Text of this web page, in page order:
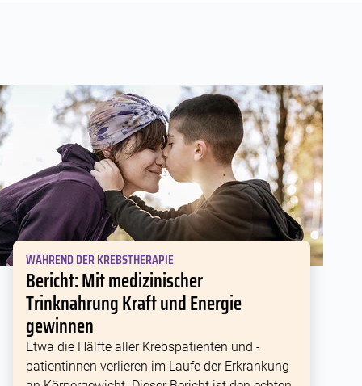
WÄHREND DER KREBSTHERAPIE
Bericht: Mit medizinischer
Trinknahrung Kraft und Energie
gewinnen
Etwa die Hälfte aller Krebspatienten und -
patientinnen verlieren im Laufe der Erkrankung